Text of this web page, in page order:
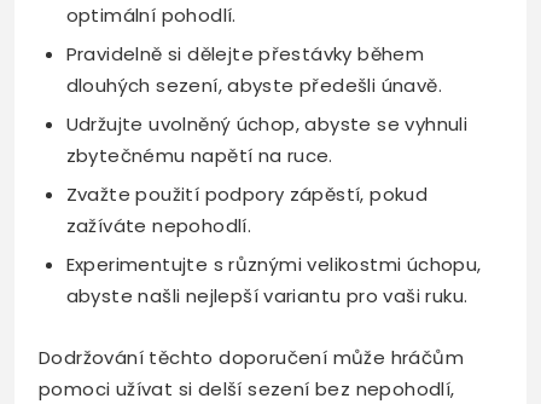
optimální pohodlí.
Pravidelně si dělejte přestávky během
dlouhých sezení, abyste předešli únavě.
Udržujte uvolněný úchop, abyste se vyhnuli
zbytečnému napětí na ruce.
Zvažte použití podpory zápěstí, pokud
zažíváte nepohodlí.
Experimentujte s různými velikostmi úchopu,
abyste našli nejlepší variantu pro vaši ruku.
Dodržování těchto doporučení může hráčům
pomoci užívat si delší sezení bez nepohodlí,